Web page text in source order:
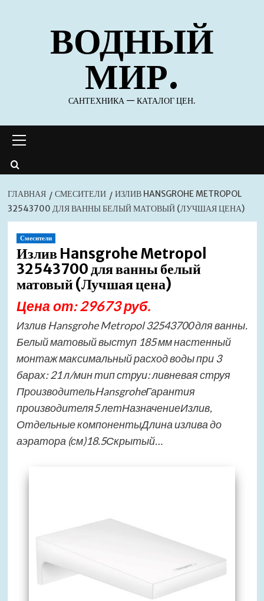
содержимомуВОДНЫЙ
МИР.
САНТЕХНИКА — КАТАЛОГ ЦЕН.
меню
ГЛАВНАЯ СМЕСИТЕЛИ
ИЗЛИВ HANSGROHE METROPOL
32543700 ДЛЯ ВАННЫ БЕЛЫЙ МАТОВЫЙ (ЛУЧШАЯ ЦЕНА)
Смесители
Излив Hansgrohe Metropol
32543700 для ванны белый
матовый (Лучшая цена)
Цена от: 29673 руб.
Излив Hansgrohe Metropol 32543700 для ванны.
Белый матовый выступ 185 мм настенный
монтаж максимальный расход воды при 3
барах: 21 л/мин тип струи: ливневая струя
ПроизводительHansgroheГарантия
производителя5 летНазначениеИзлив,
Отдельные компонентыДлина излива до
аэратора (см)18.5Скрытый…